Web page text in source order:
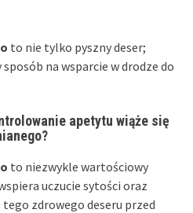
to nie tylko pyszny deser;
na wsparcie w drodze do
apetytu wiąże się
to niezwykle wartościowy
uczucie sytości oraz
zdrowego deseru przed